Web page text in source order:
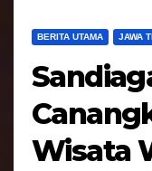
BERITA UTAMA JAWA
Wisata